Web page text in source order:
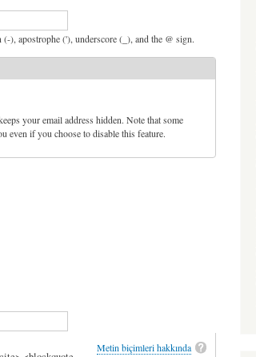
), apostrophe ('), underscore (_), and the @ sign.
your email address hidden. Note that some
even if you choose to disable this feature.
Metin biçimleri hakkında